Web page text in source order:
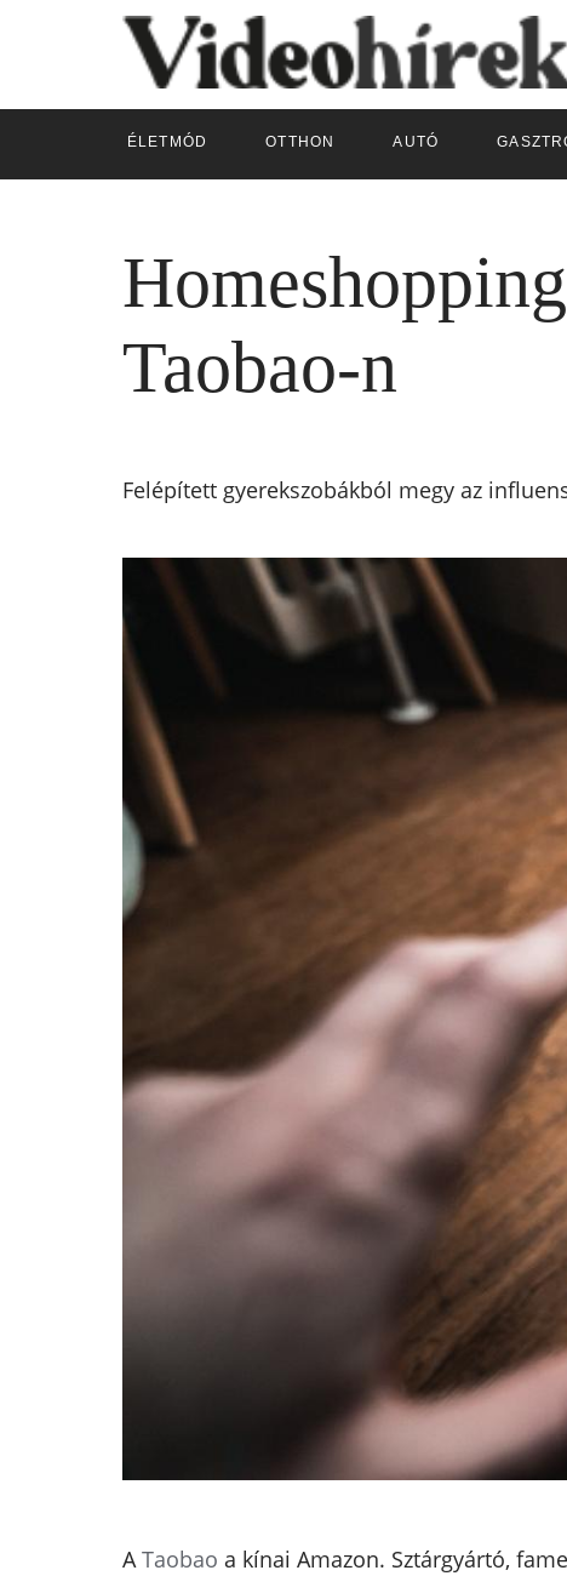
ÉLETMÓD OTTHON AUTÓ
Taobao-n
Felépített gyerekszobákból megy az
ATaobao a kínai Amazon. Sztárgyártó,